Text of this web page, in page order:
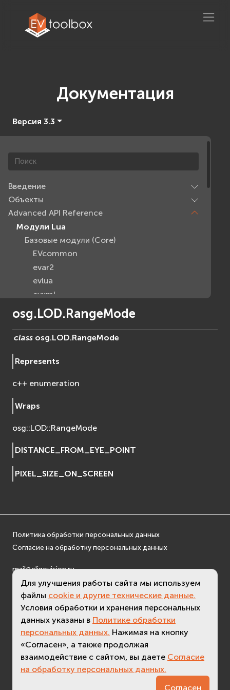
Документация
Версия 3.3
Введение
Объекты
Advanced API Reference
Модули Lua
Базовые модули (Core)
EVcommon
evar2
evlua
evxml
Граф Сцены (Scene Graph)
EVosgAV
EVosgGA
EVosgText
EVosgViewer
osgDB
osgShadow
osgUtil
osgViewer
Фаиловая система (File System)
fs
ios
Сеть (Network)
EVremoted
osg.LOD.RangeMode
class osg.LOD.RangeMode
Represents
c++ enumeration
Wraps
osg::LOD::RangeMode
DISTANCE_FROM_EYE_POINT
PIXEL_SIZE_ON_SCREEN
актуальная версия - 3.7)
Политика обработки персональных данных
Согласие на обработку персональных данных
mail@eligovision.ru
+7 (495) 740 08 16
© ООО "ЭлигоВижн", 2005-2026
Для улучшения работы сайта мы используем
файлы cookie и другие технические данные.
Условия обработки и хранения персональных
данных указаны в Политике обработки
персональных данных. Нажимая на кнопку
«Согласен», а также продолжая
взаимодействие с сайтом, вы даете Согласие
на обработку персональных данных.
Согласен